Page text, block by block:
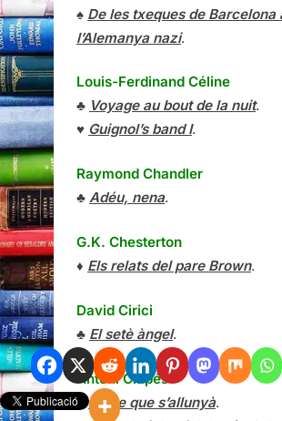
♠ De les txeques de Barcelona
l’Alemanya nazi.
Louis-Ferdinand Céline
♣ Voyage au bout de la nuit.
♥ Guignol’s band I.
Raymond Chandler
♣ Adéu, nena.
G.K. Chesterton
♦ Els relats del pare Brown.
David Cirici
♣ El setè àngel.
Antoni Clapés
♥Arbre que s’allunyà.